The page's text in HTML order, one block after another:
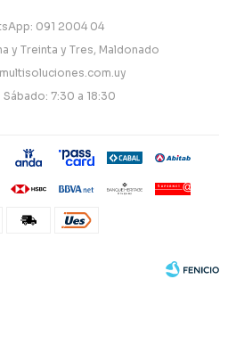
091 2004 04
y Treinta y Tres, Maldonado
Sábado: 7:30 a 18:30